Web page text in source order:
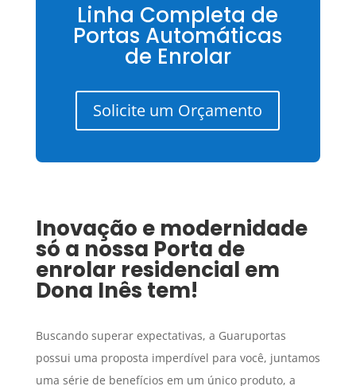
Linha Completa de
Portas Automáticas
de Enrolar
Solicite um Orçamento
Inovação e modernidade
só a nossa Porta de
enrolar residencial em
Dona Inês tem!
Buscando superar expectativas, a Guaruportas
possui uma proposta imperdível para você, juntamos
uma série de benefícios em um único produto, a